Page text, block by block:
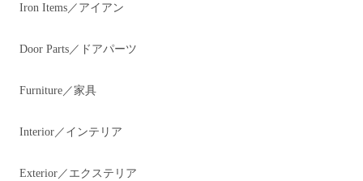
Iron Items／アイアン
Door Parts／ドアパーツ
Furniture／家具
Interior／インテリア
Exterior／エクステリア